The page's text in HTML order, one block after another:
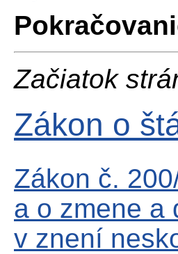
Začiatok
Zákon o
Zákon č.
a o zmene a
v znení